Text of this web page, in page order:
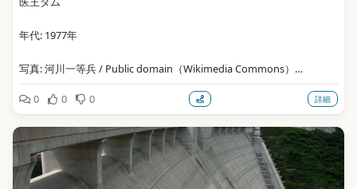
年代: 1977年
写真: 河川一等兵 / Public domain（Wikimedia Commons）
地点データ: Wikidata (CC0)
0 0 0 詳細